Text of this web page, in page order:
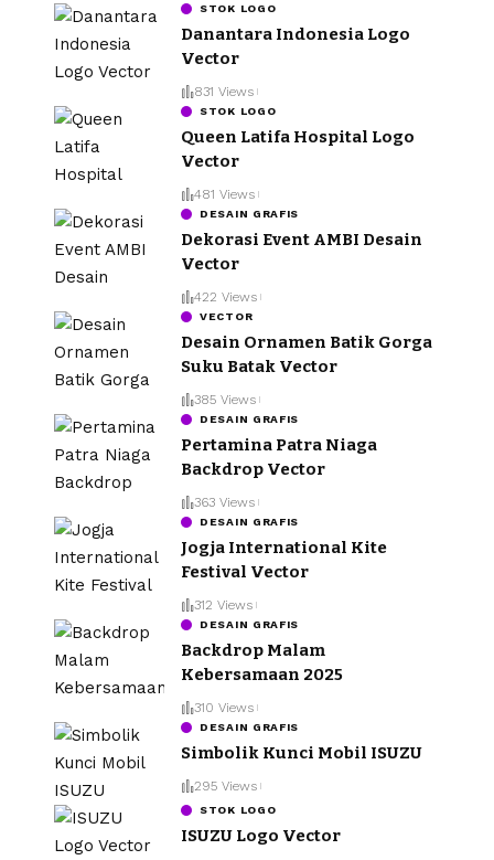
STOK LOGO
Danantara Indonesia Logo
Vector
831 Views
STOK LOGO
Queen Latifa Hospital Logo
Vector
481 Views
DESAIN GRAFIS
Dekorasi Event AMBI Desain
Vector
422 Views
VECTOR
Desain Ornamen Batik Gorga
Suku Batak Vector
385 Views
DESAIN GRAFIS
Pertamina Patra Niaga
Backdrop Vector
363 Views
DESAIN GRAFIS
Jogja International Kite
Festival Vector
312 Views
DESAIN GRAFIS
Backdrop Malam
Kebersamaan 2025
310 Views
DESAIN GRAFIS
Simbolik Kunci Mobil ISUZU
295 Views
STOK LOGO
ISUZU Logo Vector